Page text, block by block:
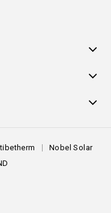
Nobel Solar